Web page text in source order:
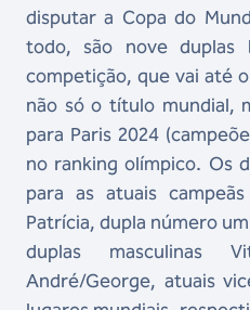
disputar a Copa do
todo, são nove duplas
competição, que vai até
não só o título mundial,
para Paris 2024
no ranking olímpico. Os
para as atuais
Patrícia, dupla número
duplas masculinas
André/George, atuais